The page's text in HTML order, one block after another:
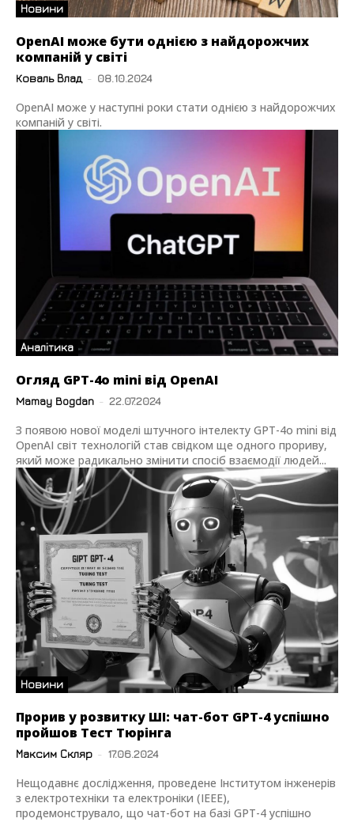
Новини
OpenAI може бути однією з найдорожчих
компаній у світі
Коваль Влад - 08.10.2024
OpenAI може у наступні роки стати однією з найдорожчих
компаній у світі.
Аналітика
Огляд GPT-4o mini від OpenAI
Mamay Bogdan - 22.07.2024
З появою нової моделі штучного інтелекту GPT-4o mini від
OpenAI світ технологій став свідком ще одного прориву,
який може радикально змінити спосіб взаємодії людей...
Новини
Прорив у розвитку ШІ: чат-бот GPT-4 успішно
пройшов Тест Тюрінга
Максим Скляр - 17.06.2024
Нещодавнє дослідження, проведене Інститутом інженерів
з електротехніки та електроніки (IEEE),
продемонструвало, що чат-бот на базі GPT-4 успішно